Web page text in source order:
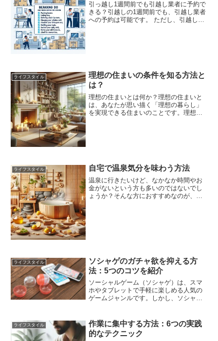
引っ越し1週間前でも引越し業者に予約で
きる？引越しの1週間前でも、引越し業者
への予約は可能です。 ただし、引越しが
ライフスタイル
理想の住まいの条件を知る方法と
は？
理想の住まいとは何か？理想の住まいと
は、あなたが思い描く「理想の暮らし」
を実現できる住まいのことです。理想の
ライフスタイル 自宅で温泉気分を味わう方法
温泉に行きたいけど、なかなか時間やお
金がないという方も多いのではないでし
ょうか？そんな方におすすめなのが、自
ライフスタイル
ソシャゲのガチャ欲を抑える方
法：5つのコツを紹介
ソーシャルゲーム（ソシャゲ）は、スマ
ホやタブレットで手軽に楽しめる人気の
ゲームジャンルです。しかし、ソシャゲ
組みがあります。このガチャには、課金
（有料でコインやチケット...
ライフスタイル
作業に集中する方法：6つの実践
的なテクニック